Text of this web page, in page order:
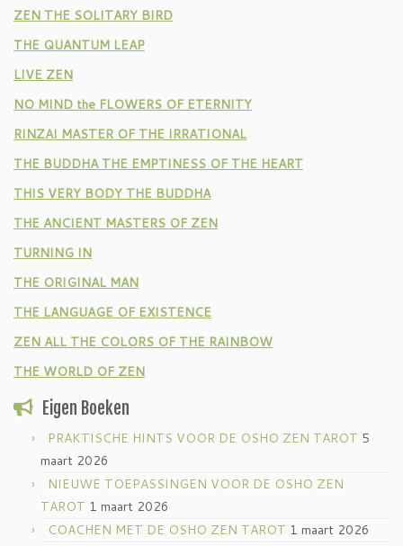
ZEN THE SOLITARY BIRD
THE QUANTUM LEAP
LIVE ZEN
NO MIND the FLOWERS OF ETERNITY
RINZAI MASTER OF THE IRRATIONAL
THE BUDDHA THE EMPTINESS OF THE HEART
THIS VERY BODY THE BUDDHA
THE ANCIENT MASTERS OF ZEN
TURNING IN
THE ORIGINAL MAN
THE LANGUAGE OF EXISTENCE
ZEN ALL THE COLORS OF THE RAINBOW
THE WORLD OF ZEN
Eigen Boeken
PRAKTISCHE HINTS VOOR DE OSHO ZEN TAROT 5
maart 2026
NIEUWE TOEPASSINGEN VOOR DE OSHO ZEN
TAROT 1 maart 2026
COACHEN MET DE OSHO ZEN TAROT 1 maart 2026